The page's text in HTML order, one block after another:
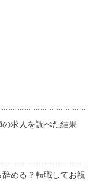
求人を調べた結果
辞める？転職してお祝